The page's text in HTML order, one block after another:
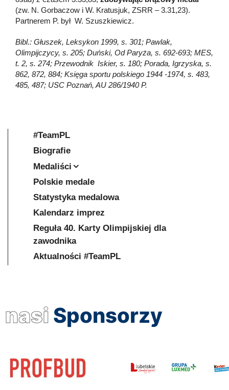
(zw. N. Gorbaczow i W. Kratusjuk, ZSRR – 3.31,23).
Partnerem P. był W. Szuszkiewicz.
Bibl.: Głuszek, Leksykon 1999, s. 301; Pawlak,
Olimpijczycy, s. 205; Duński, Od Paryża, s. 692-693; MES,
t. 2, s. 274; Przewodnik Iskier, s. 180; Porada, Igrzyska, s.
862, 872, 884; Księga sportu polskiego 1944 -1974, s. 483,
485, 487; USC Poznań, AU 286/1940 P.
#TeamPL
Biografie
Medaliści
Polskie medale
Statystyka medalowa
Kalendarz imprez
Reguła 40. Karty Olimpijskiej dla
zawodnika
Aktualności #TeamPL
nasi Sponsorzy